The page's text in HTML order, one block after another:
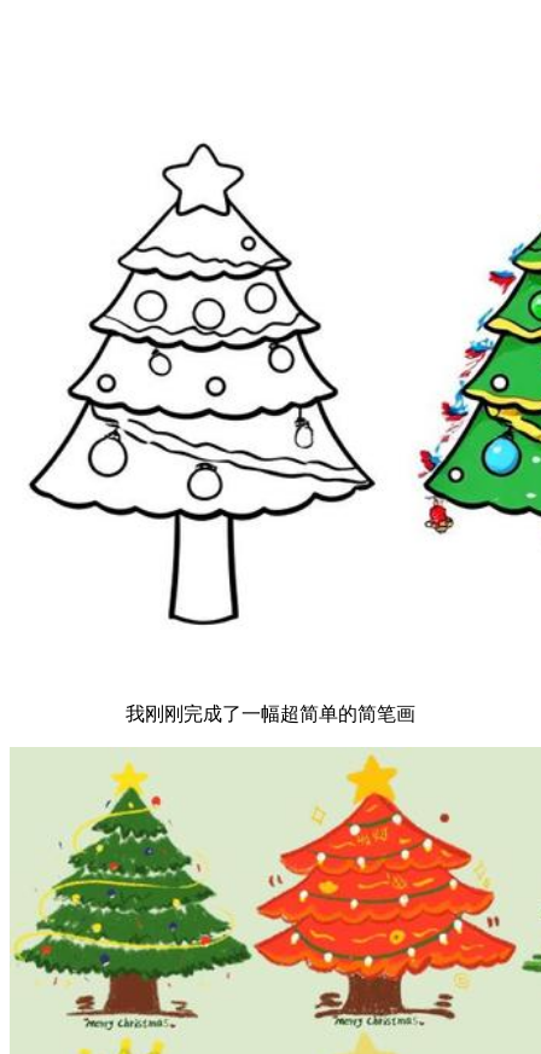
我刚刚完成了一幅超简单的简笔画